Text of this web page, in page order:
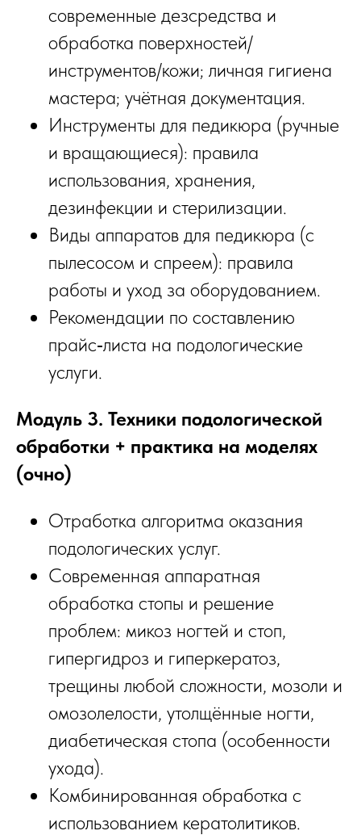
современные дезсредства и
обработка поверхностей/
инструментов/кожи; личная гигиена
мастера; учётная документация.
Инструменты для педикюра (ручные
и вращающиеся): правила
использования, хранения,
дезинфекции и стерилизации.
Виды аппаратов для педикюра (с
пылесосом и спреем): правила
работы и уход за оборудованием.
Рекомендации по составлению
прайс‑листа на подологические
услуги.
Модуль 3. Техники подологической
обработки + практика на моделях
(очно)
Отработка алгоритма оказания
подологических услуг.
Современная аппаратная
обработка стопы и решение
проблем: микоз ногтей и стоп,
гипергидроз и гиперкератоз,
трещины любой сложности, мозоли и
омозолелости, утолщённые ногти,
диабетическая стопа (особенности
ухода).
Комбинированная обработка с
использованием кератолитиков.